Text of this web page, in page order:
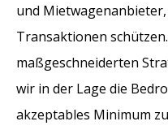
und
Transaktionen
maßgeschneiderten
wir in der Lage die
akzeptables Minimum